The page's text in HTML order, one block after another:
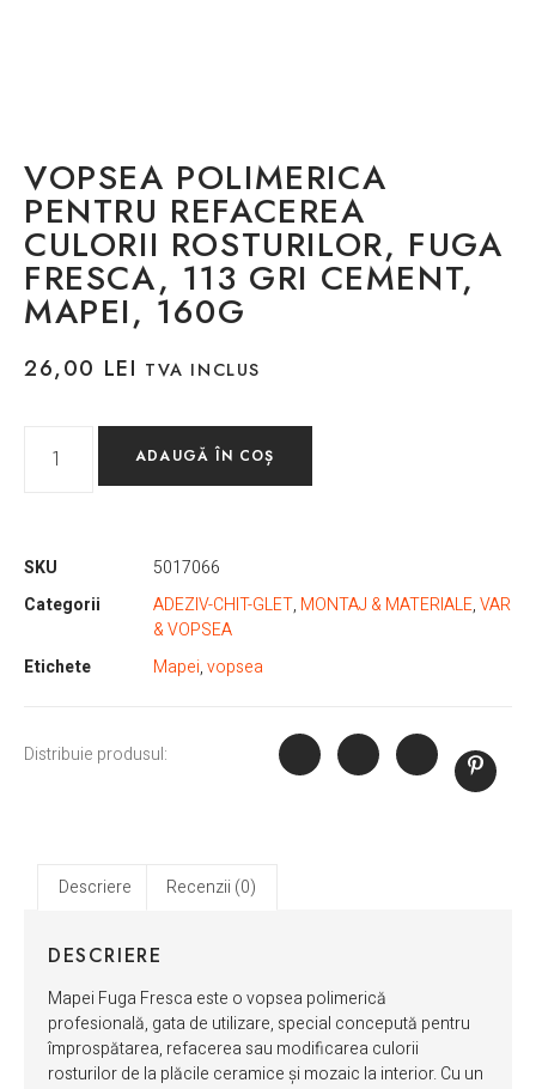
VOPSEA POLIMERICA
PENTRU REFACEREA
CULORII ROSTURILOR, FUGA
FRESCA, 113 GRI CEMENT,
MAPEI, 160G
26,00 LEI TVA INCLUS
ADAUGĂ ÎN COȘ
SKU
5017066
Categorii
ADEZIV-CHIT-GLET, MONTAJ & MATERIALE,VAR
& VOPSEA
Etichete
Mapei,vopsea
Distribuie produsul:
Descriere Recenzii (0)
DESCRIERE
Mapei Fuga Fresca este o vopsea polimerică
profesională, gata de utilizare, special concepută pentru
împrospătarea, refacerea sau modificarea culorii
rosturilor de la plăcile ceramice și mozaic la interior. Cu un